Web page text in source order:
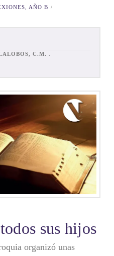
AÑO B
C.M.
sus hijos
organizó unas